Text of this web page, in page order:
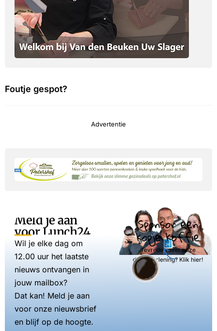
Foutje gespot?
Advertentie
Meld je aan
voor Lunch24
Wil je elke dag om
12.00 uur het laatste
nieuws ontvangen in
jouw mailbox?
Dat kan! Meld je aan
voor onze nieuwsbrief
en blijf op de hoogte.
Sponsor een
kopje koffie
Tevreden over onze
dienstverlening? Klik hier!